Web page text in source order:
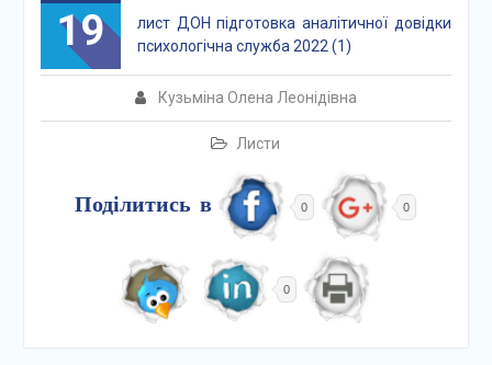
19
Кузьміна Олена Леонідівна
Листи
лист ДОН підготовка аналітичної довідки
психологічна служба 2022 (1)
Поділитись в 0 0
0